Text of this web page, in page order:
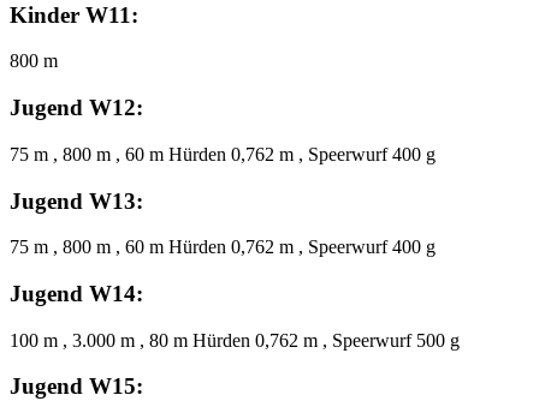
Kinder W11:
800 m
Jugend W12:
75 m , 800 m , 60 m Hürden 0,762 m , Speerwurf 400 g
Jugend W13:
75 m , 800 m , 60 m Hürden 0,762 m , Speerwurf 400 g
Jugend W14:
100 m , 3.000 m , 80 m Hürden 0,762 m , Speerwurf 500 g
Jugend W15: